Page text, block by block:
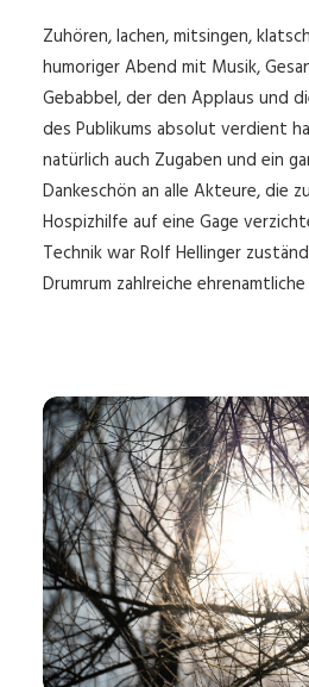
Zuhören, lachen, mitsingen,
humoriger Abend mit Musik,
Gebabbel, der den Applaus und
des Publikums absolut verdient
natürlich auch Zugaben und ein
Dankeschön an alle Akteure, die
Hospizhilfe auf eine Gage
Technik war Rolf Hellinger
Drumrum zahlreiche